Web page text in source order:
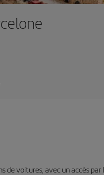
voitures, avec un accès par